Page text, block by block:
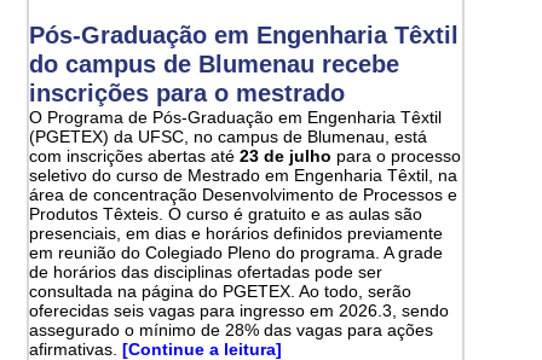
Pós-Graduação em Engenharia Têxtil
do campus de Blumenau recebe
inscrições para o mestrado
O Programa de Pós-Graduação em Engenharia Têxtil
(PGETEX) da UFSC, no campus de Blumenau, está
com inscrições abertas até23 de julho para o processo
seletivo do curso de Mestrado em Engenharia Têxtil, na
área de concentração Desenvolvimento de Processos e
Produtos Têxteis. O curso é gratuito e as aulas são
presenciais, em dias e horários definidos previamente
em reunião do Colegiado Pleno do programa. A grade
de horários das disciplinas ofertadas pode ser
consultada na página do PGETEX. Ao todo, serão
oferecidas seis vagas para ingresso em 2026.3, sendo
assegurado o mínimo de 28% das vagas para ações
afirmativas. [Continue a leitura]